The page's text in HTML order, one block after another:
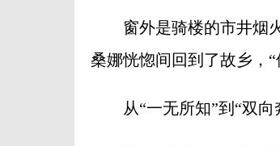
窗外是骑楼的市井烟火
桑娜恍惚间回到了故乡，
从“一无所知”到“双向